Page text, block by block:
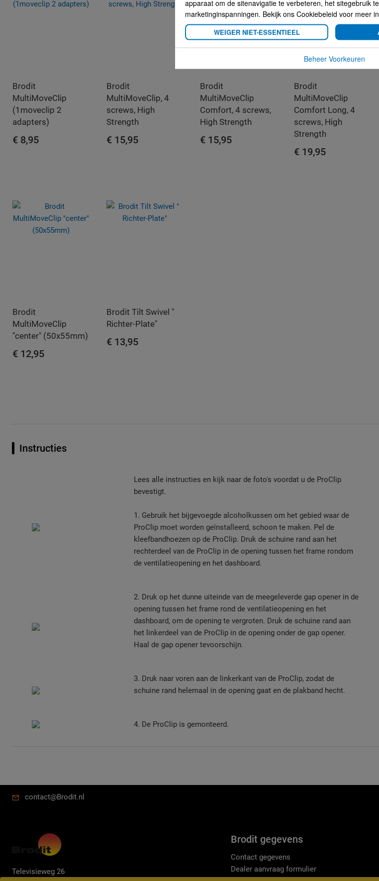
Brodit
MultiMoveClip
(1moveclip 2
adapters)
€ 8,95
Brodit
MultiMoveClip, 4
screws, High
Strength
€ 15,95
Brodit
MultiMoveClip
Comfort, 4 screws,
High Strength
€ 15,95
Brodit
MultiMoveClip
Comfort Long, 4
screws, High
Strength
€ 19,95
Brodit
MultiMoveClip
"center" (50x55mm)
€ 12,95
Brodit Tilt Swivel "
Richter-Plate"
€ 13,95
Instructies
Lees alle instructies en kijk naar de foto's voordat u de ProClip
bevestigt.
1. Gebruik het bijgevoegde alcoholkussen om het gebied waar de
ProClip moet worden geïnstalleerd, schoon te maken. Pel de
kleefbandhoezen op de ProClip. Druk de schuine rand aan het
rechterdeel van de ProClip in de opening tussen het frame rondom
de ventilatieopening en het dashboard.
2. Druk op het dunne uiteinde van de meegeleverde gap opener in de
opening tussen het frame rond de ventilatieopening en het
dashboard, om de opening te vergroten. Druk de schuine rand aan
het linkerdeel van de ProClip in de opening onder de gap opener.
Haal de gap opener tevoorschijn.
3. Druk naar voren aan de linkerkant van de ProClip, zodat de
schuine rand helemaal in de opening gaat en de plakband hecht.
4. De ProClip is gemonteerd.
contact@Brodit.nl
Televisieweg 26
Brodit gegevens
Contact gegevens
Dealer aanvraag formulier
apparaat om de sitenavigatie te verbeteren, het sitegebruik
marketinginspanningen. Bekijk ons Cookiebeleid voor meer
WEIGER NIET-ESSENTIEEL
Beheer Voorkeuren